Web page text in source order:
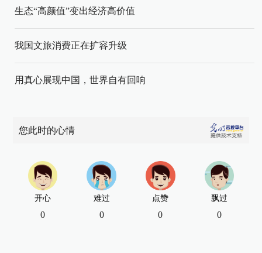
生态“高颜值”变出经济高价值
我国文旅消费正在扩容升级
用真心展现中国，世界自有回响
您此时的心情
开心
0
难过
0
点赞
0
飘过
0